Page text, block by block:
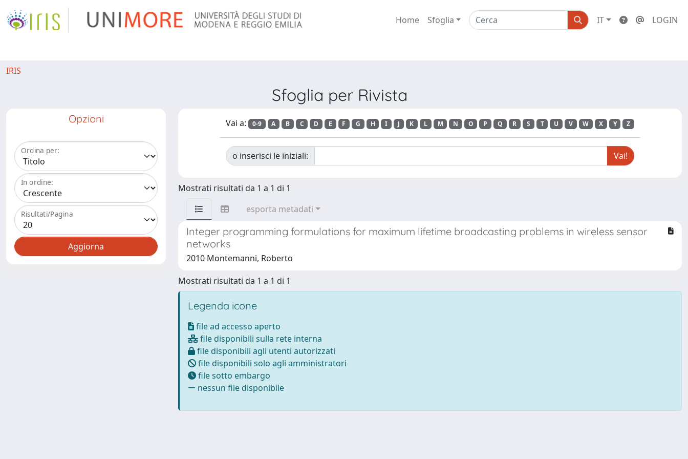
Home Sfoglia IT LOGIN
IRIS
Sfoglia per Rivista
Opzioni
Ordina per:
In ordine:
Risultati/Pagina
Vai a: 0-9 A B C D E F G H I J K L M N O P Q R S T U V W X Y Z
o inserisci le iniziali:
Mostrati risultati da 1 a 1 di 1
esporta metadati
Integer programming formulations for maximum lifetime broadcasting problems in wireless sensor
networks
2010 Montemanni, Roberto
Mostrati risultati da 1 a 1 di 1
Legenda icone
file ad accesso aperto
file disponibili sulla rete interna
file disponibili agli utenti autorizzati
file disponibili solo agli amministratori
file sotto embargo
nessun file disponibile